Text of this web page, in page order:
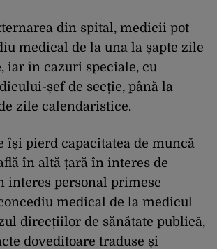
din spital, medicii pot
medical de la una la șapte zile
iar în cazuri speciale, cu
șef de secție, până la
zile calendaristice.
își pierd capacitatea de muncă
în altă țară în interes de
interes personal primesc
medical de la medicul
direcțiilor de sănătate publică,
doveditoare traduse și